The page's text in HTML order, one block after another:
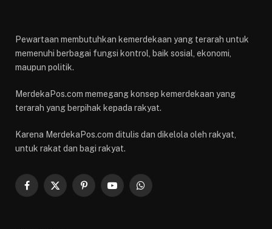
Pewartaan membutuhkan kemerdekaan yang terarah untuk
memenuhi berbagai fungsi kontrol, baik sosial, ekonomi,
maupun politik.
MerdekaPos.com memegang konsep kemerdekaan yang
terarah yang berpihak kepada rakyat.
Karena MerdekaPos.com ditulis dan dikelola oleh rakyat,
untuk rakat dan bagi rakyat.
Facebook
X
PinterestYouTubeWhatsApp